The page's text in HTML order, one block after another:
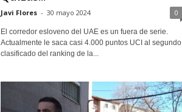
Javi Flores - 30 mayo 2024 0
El corredor esloveno del UAE es un fuera de serie.
Actualmente le saca casi 4.000 puntos UCI al segundo
clasificado del ranking de la...